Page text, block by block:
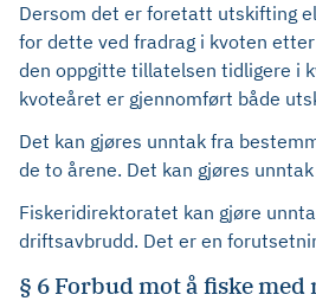
Dersom det er foretatt utskifting
for dette ved fradrag i kvoten
den oppgitte tillatelsen tidligere i
kvoteåret er gjennomført både
Det kan gjøres unntak fra
de to årene. Det kan gjøres
Fiskeridirektoratet kan gjøre
driftsavbrudd. Det er en
§ 6 Forbud mot å fiske